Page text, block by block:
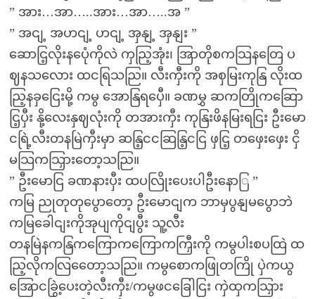
” အား…အာ…..အား…အာ…..အ ”
” အငျ့ အဟငျ့ ဟငျ့ အှနျ့ အှနျး ”
ဆောငြ့လိုးနပေုံကိုလဲ ကှညြ့အုံး၊ အြာတိုစကသြနတြေ ပ
ဈနသလေား ထငရြသညြ။ လီးကှီးကို အစှမြးကုနြ လိုးထ
ညြ့နခှငြေးမို့ ကမွ အောနြရပှေီ။ ခဏမွှ ဆကတြိုကဆြော
ငြ့ပှီး နို့လေးနှဈလုံးကို တအားကှီး ကုနြးဖိနမြးရငြး ဦးမော
ငရြဲ့လီးတနမြဲကှီးမှာ ဆနြ့ငငဆြနြ့ငငြ ဖှငြ့ တဖှေးဖှေး ငှိ
မသြကသြှားတော့သညြ။
” ဦးမောငြ ခဏနားပှီး ထပလြိုးပေးပါဦးနောြ ”
ကမြ ညုတုတုပွောတော့ ဦးမောငျက ဘာမှပွနျမပွောဘဲ
ကမြခေါငျးကိုအုပျကိုငျပွီး သူ့လီး
တနမြဲနကနြကကြောကကြောကကြှီးကို ကမွပါးစပထြဲ ထ
ညြ့လိုကလြတေော့သညြ။ ကမွစောကဖြုတကြို ပှဲကယွ
အြောငခြွဲ့ပေးတဲ့လီးကှီး/ကမွဖငခြေါငြး ကှဲထှကသြှား